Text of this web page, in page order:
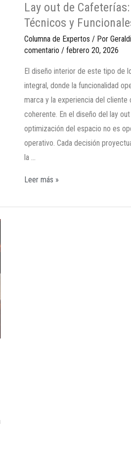
Lay out de
Técnicos y
Columna de Expertos / Por
comentario /febrero 20, 2026
El diseño interior de este tipo de
integral, donde la funcionalidad
marca y la experiencia del cliente
coherente. En el diseño del lay
optimización del espacio no es
operativo. Cada decisión
la …
Leer más »